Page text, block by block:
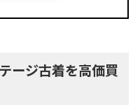
ージ古着を高価買